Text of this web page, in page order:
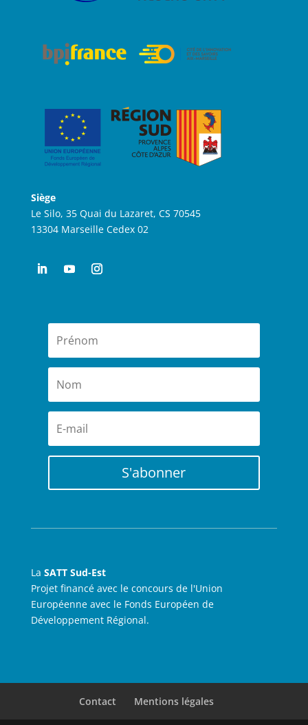
Siège
Le Silo, 35 Quai du Lazaret, CS 70545
13304 Marseille Cedex 02
S'abonner
La SATT Sud-Est
Projet financé avec le concours de l'Union
Européenne avec le Fonds Européen de
Développement Régional.
Contact Mentions légales